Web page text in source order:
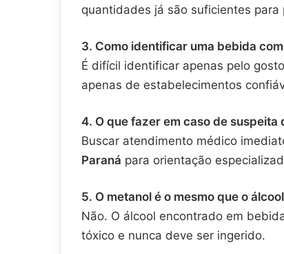
quantidades já são suficientes para
3. Como identificar uma bebida
É difícil identificar apenas pelo
apenas de estabelecimentos
4. O que fazer em caso de suspeita
Buscar atendimento médico
Paraná para orientação
5. O metanol é o mesmo que o
Não. O álcool encontrado em
tóxico e nunca deve ser ingerido.